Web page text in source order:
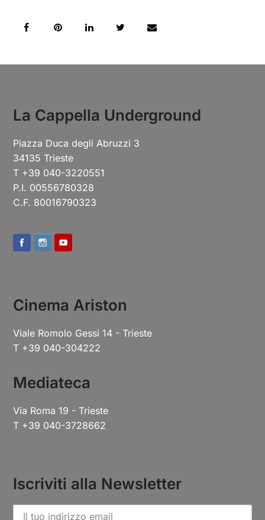
La Cappella Underground
Piazza Duca degli Abruzzi 3
34135 Trieste
T +39 040-3220551
P.I. 00556780328
C.F. 80016790323
Cinema Ariston
Viale Romolo Gessi 14 - Trieste
T +39 040-304222
Mediateca
Via Roma 19 - Trieste
T +39 040-3728662
Iscriviti alla Newsletter